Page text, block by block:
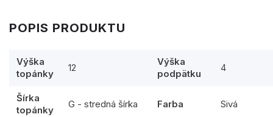
POPIS PRODUKTU
Výška
topánky
12
Výška
podpätku
4
Šírka
topánky
G - stredná šírka Farba Sivá